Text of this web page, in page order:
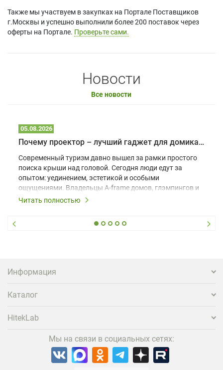
Также мы участвуем в закупках на Портале Поставщиков
г.Москвы и успешно выполнили более 200 поставок через
оферты на Портале. Проверьте сами.
Новости
Все новости
05.08.2026
Почему проектор – лучший гаджет для домика в глэмпинге
Современный туризм давно вышел за рамки простого
поиска крыши над головой. Сегодня люди едут за
опытом: уединением, эстетикой и особыми
ощущениями. Владельцы A-frame домов, глэмпингов и
шале понимают, что конкуренция растет, и
вернуться и поделиться впечатлениями в соцсетях,
проектора.
Читать полностью
Информация
Каталог
HitekLab
Мы на связи в социальных сетях: